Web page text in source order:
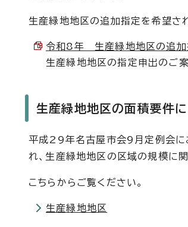
生産緑地地区の追加指定を希望さ
令和8年 生産緑地地区の追
生産緑地地区の指定申出のご
生産緑地地区の面積要件
平成29年名古屋市会9月定例会に
れ、生産緑地地区の区域の規模に
こちらからご覧ください。
生産緑地地区